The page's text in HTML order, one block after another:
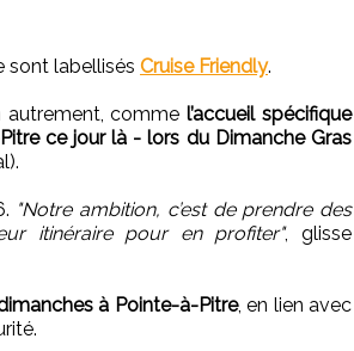
sont labellisés Cruise Friendly.
autrement, comme l’accueil spécifique
ce jour là - lors du Dimanche Gras
"Notre ambition, c’est de prendre des
itinéraire pour en profiter", glisse
à Pointe-à-Pitre, en lien avec